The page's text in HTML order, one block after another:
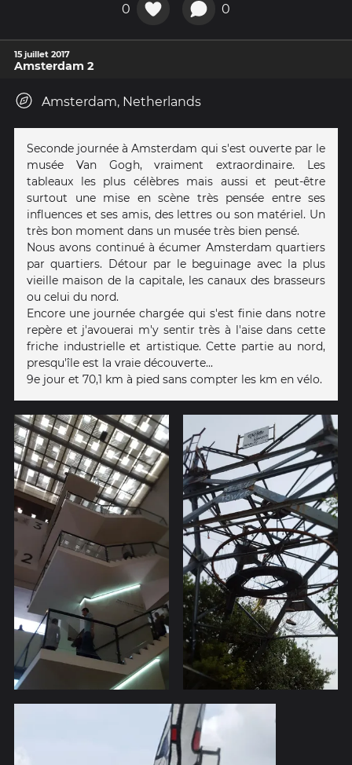
0 0
15 juillet 2017
Amsterdam 2
Amsterdam, Netherlands
Seconde journée à Amsterdam qui s'est ouverte par le
musée Van Gogh, vraiment extraordinaire. Les
tableaux les plus célèbres mais aussi et peut-être
surtout une mise en scène très pensée entre ses
influences et ses amis, des lettres ou son matériel. Un
très bon moment dans un musée très bien pensé.
Nous avons continué à écumer Amsterdam quartiers
par quartiers. Détour par le beguinage avec la plus
vieille maison de la capitale, les canaux des brasseurs
ou celui du nord.
Encore une journée chargée qui s'est finie dans notre
repère et j'avouerai m'y sentir très à l'aise dans cette
friche industrielle et artistique. Cette partie au nord,
presqu'île est la vraie découverte...
9e jour et 70,1 km à pied sans compter les km en vélo.